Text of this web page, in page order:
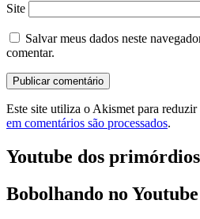
Site
Salvar meus dados neste
comentar.
Este site utiliza o Akismet para reduzir
em comentários são processados.
Youtube dos
Bobolhando no Youtube